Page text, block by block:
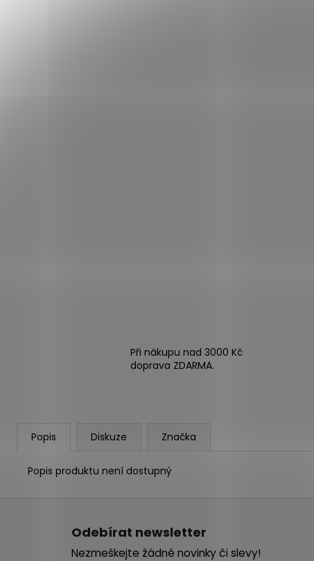
Při nákupu nad 3000 Kč
doprava ZDARMA.
Popis Diskuze Značka
Popis produktu není dostupný
Odebírat newsletter
Nezmeškejte žádné novinky či slevy!